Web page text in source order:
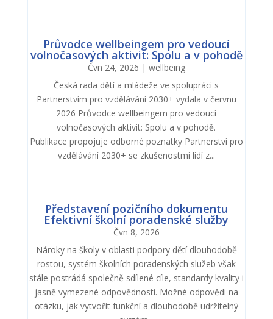
Průvodce wellbeingem pro vedoucí
volnočasových aktivit: Spolu a v pohodě
Čvn 24, 2026 | wellbeing
Česká rada dětí a mládeže ve spolupráci s
Partnerstvím pro vzdělávání 2030+ vydala v červnu
2026 Průvodce wellbeingem pro vedoucí
volnočasových aktivit: Spolu a v pohodě.
Publikace propojuje odborné poznatky Partnerství pro
vzdělávání 2030+ se zkušenostmi lidí z...
Představení pozičního dokumentu
Efektivní školní poradenské služby
Čvn 8, 2026
Nároky na školy v oblasti podpory dětí dlouhodobě
rostou, systém školních poradenských služeb však
stále postrádá společně sdílené cíle, standardy kvality i
jasně vymezené odpovědnosti. Možné odpovědi na
otázku, jak vytvořit funkční a dlouhodobě udržitelný